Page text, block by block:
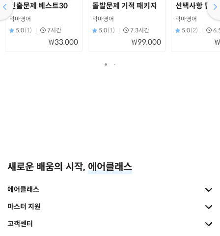
빈출문제 베스트30
악마영어
5.0(1) 7시간
₩33,000
돌발문제 기적 패키지
악마영어
5.0(1) 7.3시간
₩99,000
선택사항 필수
악마영어
5.0(2)
새로운 배움의 시작, 에어클래스
에어클래스
마스터 지원
고객센터